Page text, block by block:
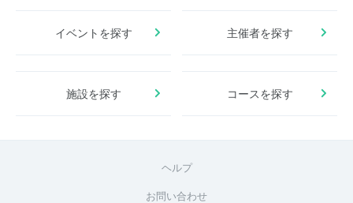
イベントを探す 主催者を探す
施設を探す コースを探す
ヘルプ
お問い合わせ